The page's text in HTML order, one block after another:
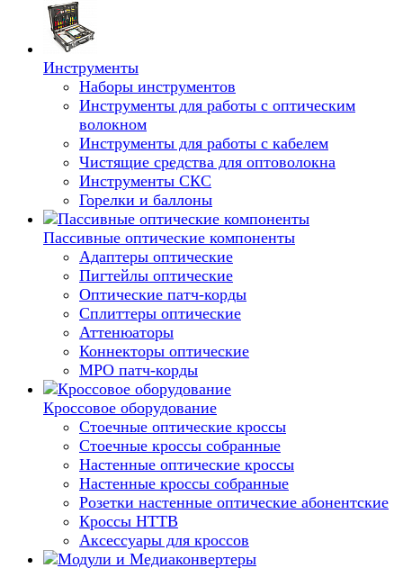
Инструменты
Наборы инструментов
Инструменты для работы с оптическим
волокном
Инструменты для работы с кабелем
Чистящие средства для оптоволокна
Инструменты СКС
Горелки и баллоны
Пассивные оптические компоненты
Адаптеры оптические
Пигтейлы оптические
Оптические патч-корды
Сплиттеры оптические
Аттенюаторы
Коннекторы оптические
MPO патч-корды
Кроссовое оборудование
Стоечные оптические кроссы
Стоечные кроссы собранные
Настенные оптические кроссы
Настенные кроссы собранные
Розетки настенные оптические абонентские
Кроссы HTTB
Аксессуары для кроссов